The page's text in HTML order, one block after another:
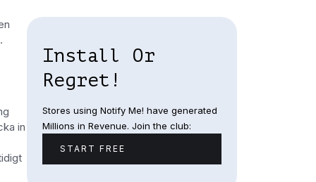
in
Install Or
Regret!
Stores using Notify Me! have generated
Millions in Revenue. Join the club:
START FREE